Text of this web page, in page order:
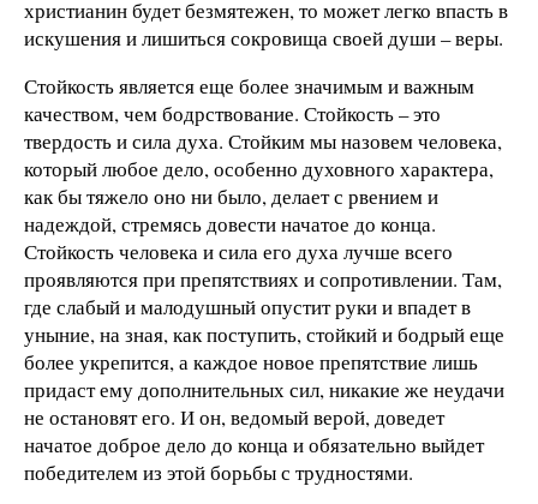
христианин будет безмятежен, то может легко впасть в
искушения и лишиться сокровища своей души – веры.
Стойкость является еще более значимым и важным
качеством, чем бодрствование. Стойкость – это
твердость и сила духа. Стойким мы назовем человека,
который любое дело, особенно духовного характера,
как бы тяжело оно ни было, делает с рвением и
надеждой, стремясь довести начатое до конца.
Стойкость человека и сила его духа лучше всего
проявляются при препятствиях и сопротивлении. Там,
где слабый и малодушный опустит руки и впадет в
уныние, на зная, как поступить, стойкий и бодрый еще
более укрепится, а каждое новое препятствие лишь
придаст ему дополнительных сил, никакие же неудачи
не остановят его. И он, ведомый верой, доведет
начатое доброе дело до конца и обязательно выйдет
победителем из этой борьбы с трудностями.